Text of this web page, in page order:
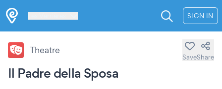
SIGN IN
Il Padre della Sposa
Theatre
SaveShare